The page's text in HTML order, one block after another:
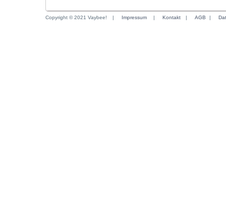
Copyright © 2021 Vaybee! | Impressum | Kontakt | AGB |